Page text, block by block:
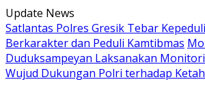
Langsung
ke
konten
Update News
Satlantas Polres Gresik Tebar
Berkarakter dan Peduli Kamtibmas
Duduksampeyan Laksanakan
Wujud Dukungan Polri terhadap